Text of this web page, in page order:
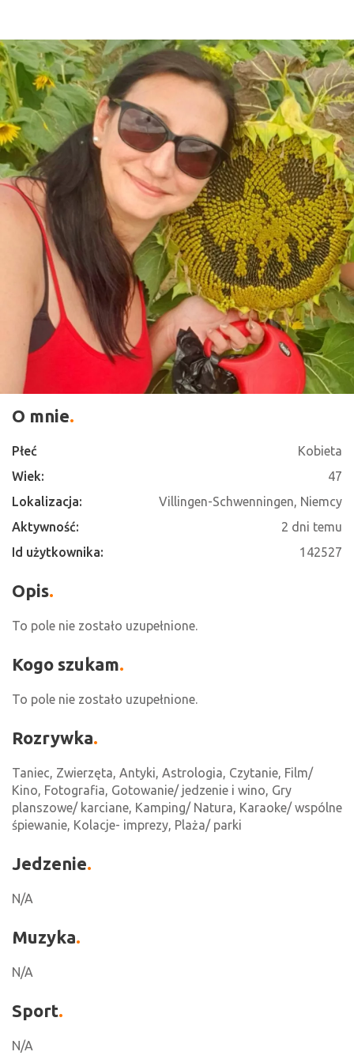
O mnie
Płeć
Kobieta
Wiek:
47
Lokalizacja:
Villingen-Schwenningen, Niemcy
Aktywność:
2 dni temu
Id użytkownika:
142527
Opis
To pole nie zostało uzupełnione.
Kogo szukam
To pole nie zostało uzupełnione.
Rozrywka
Taniec, Zwierzęta, Antyki, Astrologia, Czytanie, Film/
Kino, Fotografia, Gotowanie/ jedzenie i wino, Gry
planszowe/ karciane, Kamping/ Natura, Karaoke/ wspólne
śpiewanie, Kolacje- imprezy, Plaża/ parki
Jedzenie
N/A
Muzyka
N/A
Sport
N/A